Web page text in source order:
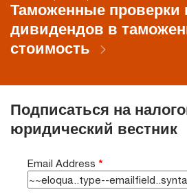
Таможенные проверки
дивидендов в
стоимость
Подписаться на
юридический вестник
Email Address *